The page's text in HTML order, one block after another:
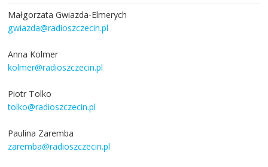
Małgorzata Gwiazda-Elmerych
gwiazda@radioszczecin.pl
Anna Kolmer
kolmer@radioszczecin.pl
Piotr Tolko
tolko@radioszczecin.pl
Paulina Zaremba
zaremba@radioszczecin.pl